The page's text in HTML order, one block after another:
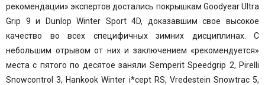
рекомендации» экспертов достались покрышкам Goodyear Ultra
Grip 9 и Dunlop Winter Sport 4D, доказавшим свое высокое
качество во всех специфичных зимних дисциплинах. С
небольшим отрывом от них и заключением «рекомендуется»
места с пятого по десятое заняли Semperit Speedgrip 2, Pirelli
Snowcontrol 3, Hankook Winter i*cept RS, Vredestein Snowtrac 5,